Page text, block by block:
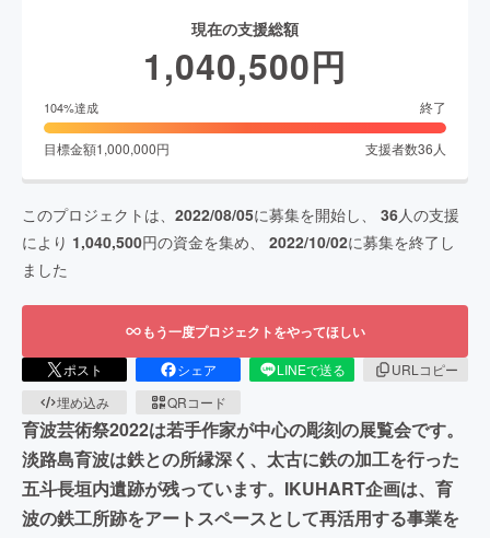
現在の支援総額
1,040,500円
104%達成 終了
目標金額1,000,000円 支援者数36 人
このプロジェクトは、 2022/08/05に募集を開始し、 36人の支援
により 1,040,500円の資金を集め、 2022/10/02に募集を終了し
ました
もう一度プロジェクトをやってほしい
ポスト シェア LINEで送る
URLコピー
埋め込み
QRコード
育波芸術祭2022は若手作家が中心の彫刻の展覧会です。
淡路島育波は鉄との所縁深く、太古に鉄の加工を行った
五斗長垣内遺跡が残っています。IKUHART企画は、育
波の鉄工所跡をアートスペースとして再活用する事業を